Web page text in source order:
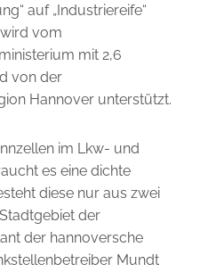
auf „Industriereife“
vom
mit 2,6
von der
Hannover unterstützt.
im Lkw- und
es eine dichte
diese nur aus zwei
der
der hannoversche
Mundt